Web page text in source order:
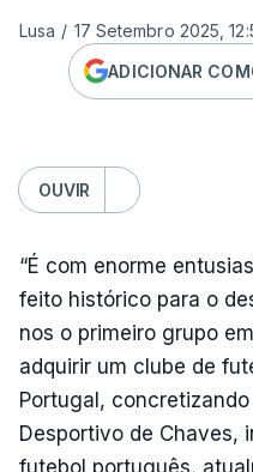
Lusa / 17 Setembro 2025,
ADICIONAR
OUVIR
“É com enorme
feito histórico para o
nos o primeiro grupo
adquirir um clube de
Portugal,
Desportivo de Chaves,
futebol português,